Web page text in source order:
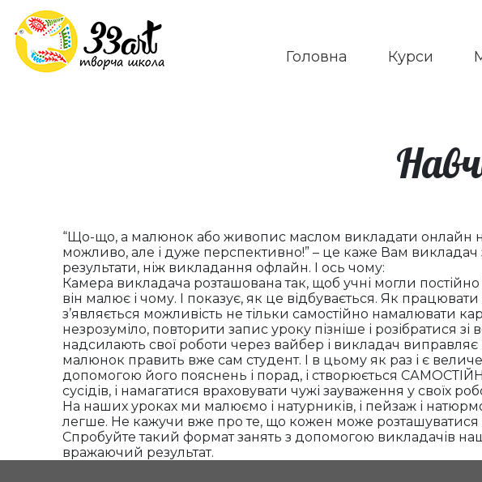
Головна Курси
“Що-що, а малюнок або живопис маслом викладати онлайн
можливо, але і дуже перспективно!” – це каже Вам
результати, ніж викладання офлайн. І ось чому:
Камера викладача розташована так, щоб учні могли
він малює і чому. І показує, як це відбувається. Як
з’являється можливість не тільки самостійно
незрозуміло, повторити запис уроку пізніше і розібратися
надсилають свої роботи через вайбер і викладач
малюнок править вже сам студент. І в цьому як раз і є
допомогою його пояснень і порад, і створюється
сусідів, і намагатися враховувати чужі зауваження у своїх
На наших уроках ми малюємо і натурників, і пейзаж і
легше. Не кажучи вже про те, що кожен може розташуватися
Спробуйте такий формат занять з допомогою викладачів
вражаючий результат.